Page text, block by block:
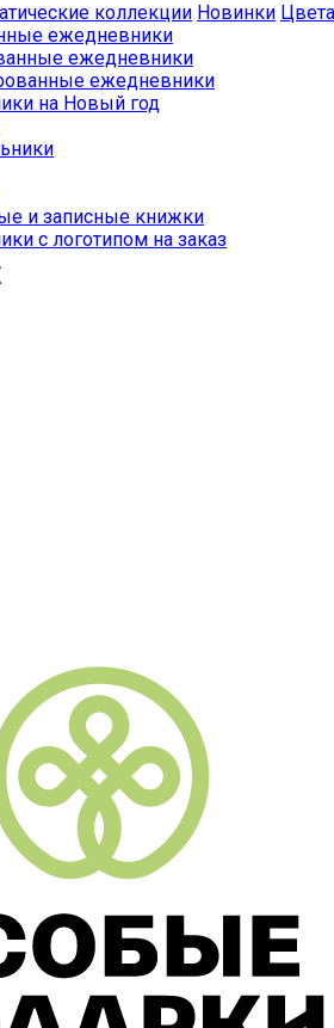
коллекции Новинки Цвета
ежедневники
ежедневники
ежедневники
на Новый год
и записные книжки
с логотипом на заказ